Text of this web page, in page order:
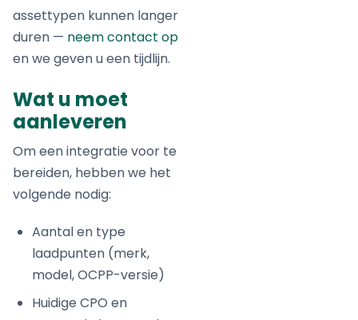
assettypen kunnen langer
duren — neem contact op
en we geven u een tijdlijn.
Wat u moet
aanleveren
Om een integratie voor te
bereiden, hebben we het
volgende nodig:
Aantal en type
laadpunten (merk,
model, OCPP-versie)
Huidige CPO en